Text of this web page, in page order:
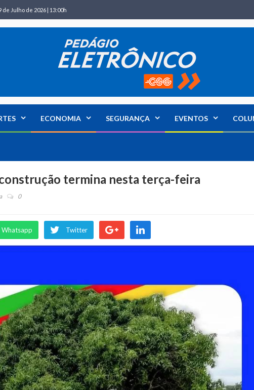
de Julho de 2026 | 13:00h
ECONOMIA SEGURANÇA EVENTOS
termina nesta terça-feira
0
Whatsapp Twitter